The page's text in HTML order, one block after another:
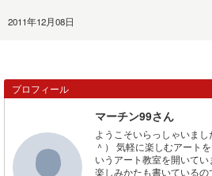
2011年12月08日
プロフィール
マーチン99さん
ようこそいらっしゃいま
＾） 気軽に楽しむアート
いうアート教室を開いて
楽しみかたも書いている